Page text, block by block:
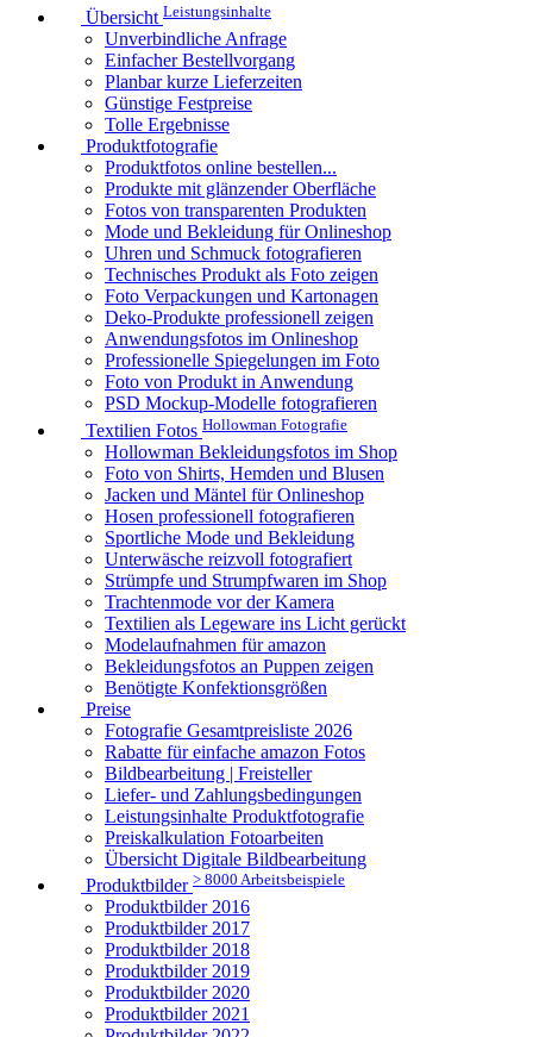
Übersicht Leistungsinhalte
Unverbindliche Anfrage
Einfacher Bestellvorgang
Planbar kurze Lieferzeiten
Günstige Festpreise
Tolle Ergebnisse
Produktfotografie
Produktfotos online bestellen...
Produkte mit glänzender Oberfläche
Fotos von transparenten Produkten
Mode und Bekleidung für Onlineshop
Uhren und Schmuck fotografieren
Technisches Produkt als Foto zeigen
Foto Verpackungen und Kartonagen
Deko-Produkte professionell zeigen
Anwendungsfotos im Onlineshop
Professionelle Spiegelungen im Foto
Foto von Produkt in Anwendung
PSD Mockup-Modelle fotografieren
Textilien Fotos Hollowman Fotografie
Hollowman Bekleidungsfotos im Shop
Foto von Shirts, Hemden und Blusen
Jacken und Mäntel für Onlineshop
Hosen professionell fotografieren
Sportliche Mode und Bekleidung
Unterwäsche reizvoll fotografiert
Strümpfe und Strumpfwaren im Shop
Trachtenmode vor der Kamera
Textilien als Legeware ins Licht gerückt
Modelaufnahmen für amazon
Bekleidungsfotos an Puppen zeigen
Benötigte Konfektionsgrößen
Preise
Fotografie Gesamtpreisliste 2026
Rabatte für einfache amazon Fotos
Bildbearbeitung | Freisteller
Liefer- und Zahlungsbedingungen
Leistungsinhalte Produktfotografie
Preiskalkulation Fotoarbeiten
Übersicht Digitale Bildbearbeitung
Produktbilder > 8000 Arbeitsbeispiele
Produktbilder 2016
Produktbilder 2017
Produktbilder 2018
Produktbilder 2019
Produktbilder 2020
Produktbilder 2021